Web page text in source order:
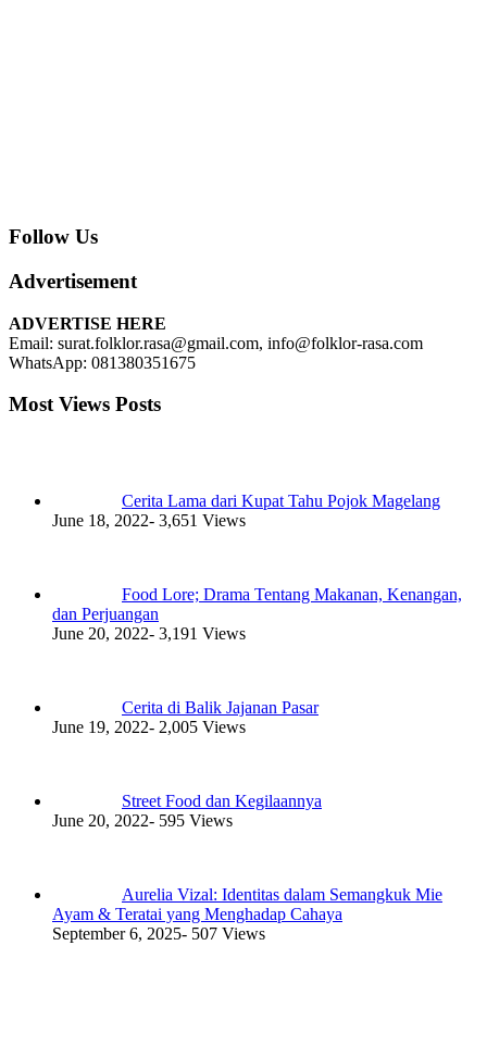
Follow Us
Advertisement
ADVERTISE HERE
Email: surat.folklor.rasa@gmail.com, info@folklor-rasa.com
WhatsApp: 081380351675
Most Views Posts
Cerita Lama dari Kupat Tahu Pojok Magelang
June 18, 2022- 3,651 Views
Food Lore; Drama Tentang Makanan, Kenangan,
dan Perjuangan
June 20, 2022- 3,191 Views
Cerita di Balik Jajanan Pasar
June 19, 2022- 2,005 Views
Street Food dan Kegilaannya
June 20, 2022- 595 Views
Aurelia Vizal: Identitas dalam Semangkuk Mie
Ayam & Teratai yang Menghadap Cahaya
September 6, 2025- 507 Views